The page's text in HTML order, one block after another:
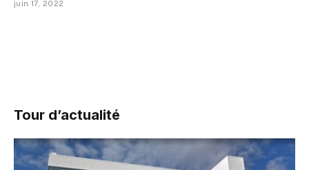
juin 17, 2022
Tour d’actualité